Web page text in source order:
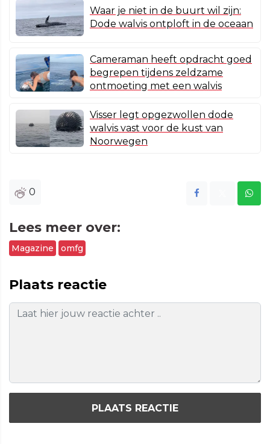
Waar je niet in de buurt wil zijn:
Dode walvis ontploft in de oceaan
Cameraman heeft opdracht goed
begrepen tijdens zeldzame
ontmoeting met een walvis
Visser legt opgezwollen dode
walvis vast voor de kust van
Noorwegen
0
Lees meer over:
Magazine omfg
Plaats reactie
PLAATS REACTIE